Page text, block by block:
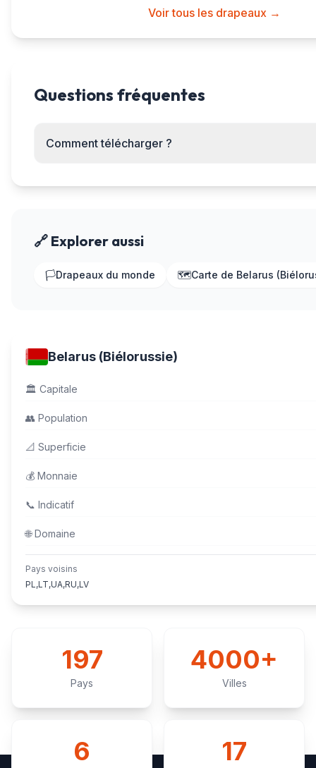
Voir tous les drapeaux →
Questions fréquentes
Comment télécharger ?
🔗 Explorer aussi
🏳️Drapeaux du monde 🗺️Carte de Belarus
Belarus (Biélorussie)
🏛️ Capitale
👥 Population
📐 Superficie
💰 Monnaie
📞 Indicatif
🌐Domaine
Pays voisins
PL,LT,UA,RU,LV
197
Pays
4000+
Villes
6 17